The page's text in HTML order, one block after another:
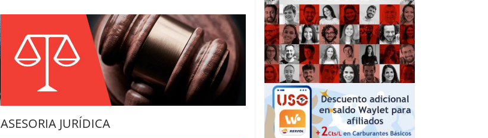
ASESORIA JURÍDICA